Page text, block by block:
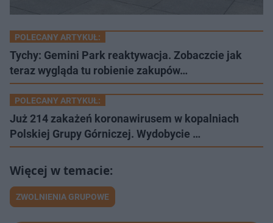
POLECANY ARTYKUŁ:
Tychy: Gemini Park reaktywacja. Zobaczcie jak
teraz wygląda tu robienie zakupów…
POLECANY ARTYKUŁ:
Już 214 zakażeń koronawirusem w kopalniach
Polskiej Grupy Górniczej. Wydobycie …
ZWOLNIENIA GRUPOWE